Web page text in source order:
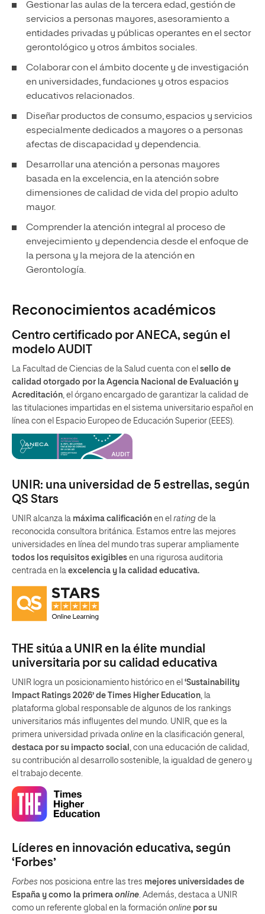
Gestionar las aulas de la tercera edad, gestión de
servicios a personas mayores, asesoramiento a
entidades privadas y públicas operantes en el sector
gerontológico y otros ámbitos sociales.
Colaborar con el ámbito docente y de investigación
en universidades, fundaciones y otros espacios
educativos relacionados.
Diseñar productos de consumo, espacios y servicios
especialmente dedicados a mayores o a personas
afectas de discapacidad y dependencia.
Desarrollar una atención a personas mayores
basada en la excelencia, en la atención sobre
dimensiones de calidad de vida del propio adulto
mayor.
Comprender la atención integral al proceso de
envejecimiento y dependencia desde el enfoque de
la persona y la mejora de la atención en
Gerontología.
Reconocimientos académicos
Centro certificado por ANECA, según el
modelo AUDIT
La Facultad de Ciencias de la Salud cuenta con el sello de
calidad otorgado por la Agencia Nacional de Evaluación y
Acreditación, el órgano encargado de garantizar la calidad de
las titulaciones impartidas en el sistema universitario español en
línea con el Espacio Europeo de Educación Superior (EEES).
UNIR: una universidad de 5 estrellas, según
QS Stars
UNIR alcanza la máxima calificación en el rating de la
reconocida consultora británica. Estamos entre las mejores
universidades en línea del mundo tras superar ampliamente
todos los requisitos exigibles en una rigurosa auditoria
centrada en la excelencia y la calidad educativa.
THE sitúa a UNIR en la élite mundial
universitaria por su calidad educativa
UNIR logra un posicionamiento histórico en el ‘Sustainability
Impact Ratings 2026’ de Times Higher Education, la
plataforma global responsable de algunos de los rankings
universitarios más influyentes del mundo. UNIR, que es la
primera universidad privada online en la clasificación general,
destaca por su impacto social , con una educación de calidad,
su contribución al desarrollo sostenible, la igualdad de genero y
el trabajo decente.
Líderes en innovación educativa, según
‘Forbes’
Forbes nos posiciona entre las tres mejores universidades de
España y como la primera online. Además, destaca a UNIR
como un referente global en la formación online por su